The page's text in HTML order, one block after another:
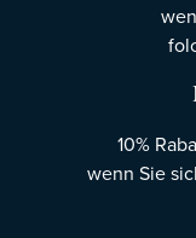
10%
wenn Sie